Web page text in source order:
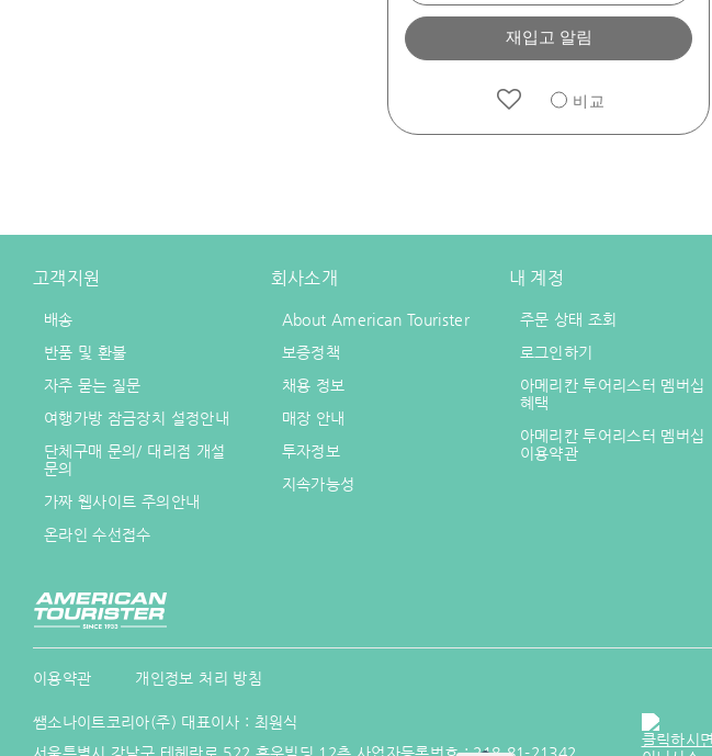
재입고 알림
비교
고객지원
배송
반품 및 환불
자주 묻는 질문
여행가방 잠금장치 설정안내
단체구매 문의/ 대리점 개설
문의
가짜 웹사이트 주의안내
온라인 수선접수
회사소개
About American Tourister
보증정책
채용 정보
매장 안내
투자정보
지속가능성
내 계정
주문 상태 조회
로그인하기
아메리칸 투어리스터 멤버십
혜택
아메리칸 투어리스터 멤버십
이용약관
이용약관 개인정보 처리 방침
쌤소나이트코리아(주) 대표이사 : 최원식
서울특별시 강남구 테헤란로 522 홍우빌딩 12층 사업자등록번호 :218-81-21342